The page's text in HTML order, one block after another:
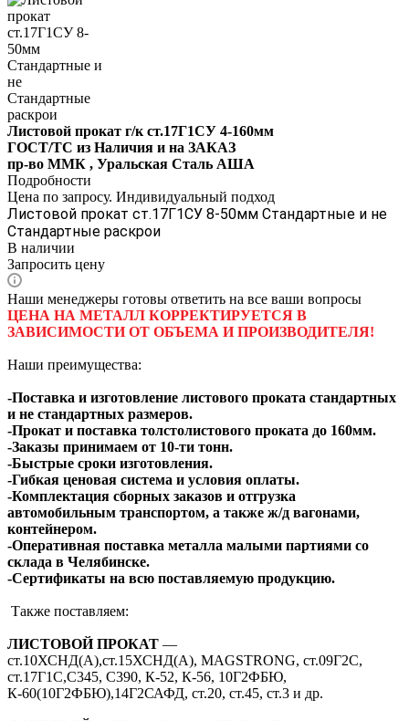
Листовой прокат г/к ст.17Г1СУ 4-160мм
ГОСТ/ТС из Наличия и на ЗАКАЗ
пр-во ММК , Уральская Сталь АША
Подробности
Цена по запросу. Индивидуальный подход
Листовой прокат ст.17Г1СУ 8-50мм Стандартные и не
Стандартные раскрои
В наличии
Запросить цену
Наши менеджеры готовы ответить на все ваши вопросы
ЦЕНА НА МЕТАЛЛ КОРРЕКТИРУЕТСЯ В
ЗАВИСИМОСТИ ОТ ОБЪЕМА И ПРОИЗВОДИТЕЛЯ!
Наши преимущества:
-Поставка и изготовление листового проката стандартных
и не стандартных размеров.
-Прокат и поставка толстолистового проката до 160мм.
-Заказы принимаем от 10-ти тонн.
-Быстрые сроки изготовления.
-Гибкая ценовая система и условия оплаты.
-Комплектация сборных заказов и отгрузка
автомобильным транспортом, а также ж/д вагонами,
контейнером.
-Оперативная поставка металла малыми партиями со
склада в Челябинске.
-Сертификаты на всю поставляемую продукцию.
Также поставляем:
ЛИСТОВОЙ ПРОКАТ —
ст.10ХСНД(А),ст.15ХСНД(А), MAGSTRONG, ст.09Г2С,
ст.17Г1С,С345, С390, К-52, К-56, 10Г2ФБЮ,
К-60(10Г2ФБЮ),14Г2САФД, ст.20, ст.45, ст.3 и др.